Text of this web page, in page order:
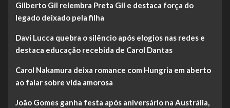
Gilberto Gil relembra Preta Gil e destaca força do
legado deixado pela filha
Davi Lucca quebra o silêncio após elogios nas redes e
destaca educação recebida de Carol Dantas
Carol Nakamura deixa romance com Hungria em aberto
ao falar sobre vida amorosa
João Gomes ganha festa após aniversário na Austrália,